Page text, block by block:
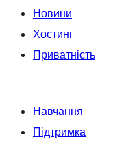
Новини
Хостинг
Приватність
Навчання
Підтримка